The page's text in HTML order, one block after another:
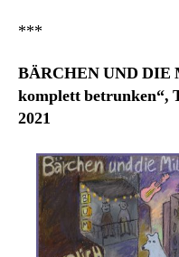
***
BÄRCHEN UND
komplett betrunken“,
2021